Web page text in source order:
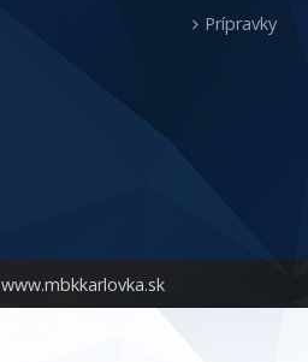
www.mbkkarlovka.sk
Prípravky